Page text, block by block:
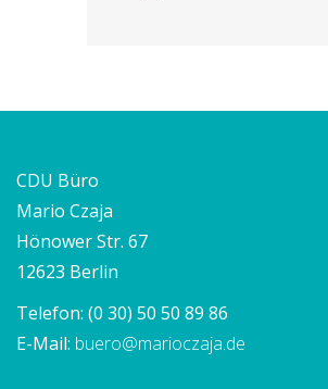
CDU Büro
Mario Czaja
Hönower Str. 67
12623 Berlin
Telefon: (0 30) 50 50 89 86
E-Mail: buero@marioczaja.de